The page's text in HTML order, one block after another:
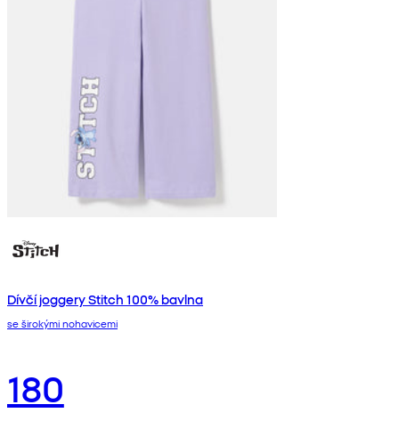
Dívčí joggery Stitch 100% bavlna
se širokými nohavicemi
180